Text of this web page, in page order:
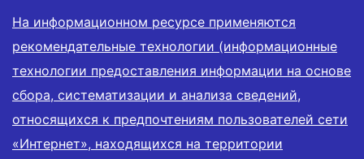
На информационном ресурсе применяются
рекомендательные технологии (информационные
технологии предоставления информации на основе
сбора, систематизации и анализа сведений,
относящихся к предпочтениям пользователей сети
«Интернет», находящихся на территории